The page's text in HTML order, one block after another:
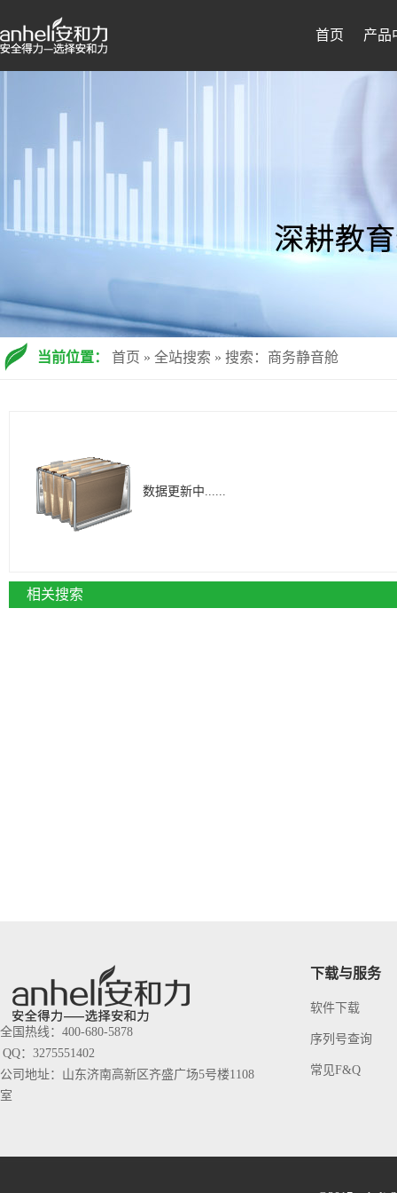
首页 产品
当前位置： 首页 » 全站搜索 » 搜索：商务静音舱
数据更新中......
相关搜索
全国热线：400-680-5878
QQ：3275551402
公司地址：山东济南高新区齐盛广场5号楼1108
室
下载与服务
软件下载
序列号查询
常见F&Q